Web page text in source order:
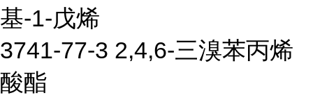
基-1-戊烯
3741-77-3 2,4,6-三溴苯丙烯
酸酯